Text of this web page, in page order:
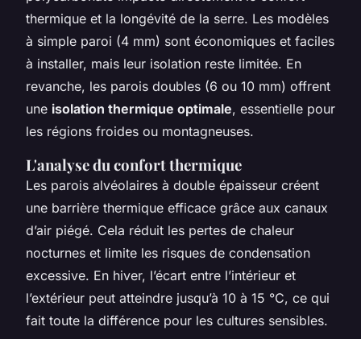
thermique et la longévité de la serre. Les modèles
à simple paroi (4 mm) sont économiques et faciles
à installer, mais leur isolation reste limitée. En
revanche, les parois doubles (6 ou 10 mm) offrent
une isolation thermique optimale, essentielle pour
les régions froides ou montagneuses.
L'analyse du confort thermique
Les parois alvéolaires à double épaisseur créent
une barrière thermique efficace grâce aux canaux
d’air piégé. Cela réduit les pertes de chaleur
nocturnes et limite les risques de condensation
excessive. En hiver, l’écart entre l’intérieur et
l’extérieur peut atteindre jusqu’à 10 à 15 °C, ce qui
fait toute la différence pour les cultures sensibles.